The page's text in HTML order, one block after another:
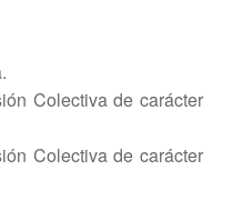
Colectiva de carácter
Colectiva de carácter